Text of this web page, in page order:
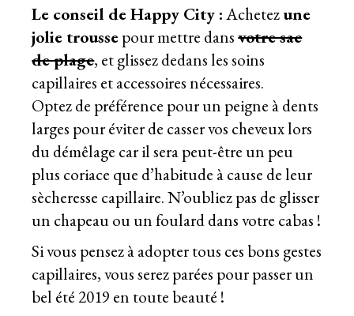
Le conseil de Happy City :Achetezune
jolie troussepour mettre dansvotre sac
de plage, et glissez dedans les soins
capillaires et accessoires nécessaires.
Optez de préférence pour un peigne à dents
larges pour éviter de casser vos cheveux lors
du démêlage car il sera peut-être un peu
plus coriace que d’habitude à cause de leur
sècheresse capillaire. N’oubliez pas de glisser
un chapeau ou un foulard dans votre cabas !
Si vous pensez à adopter tous ces bons gestes
capillaires, vous serez parées pour passer un
bel été 2019 en toute beauté !